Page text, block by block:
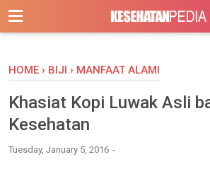
-->
HOME › BIJI › MANFAAT ALAMI
Khasiat Kopi Luwak Asli
Kesehatan
Tuesday, January 5, 2016